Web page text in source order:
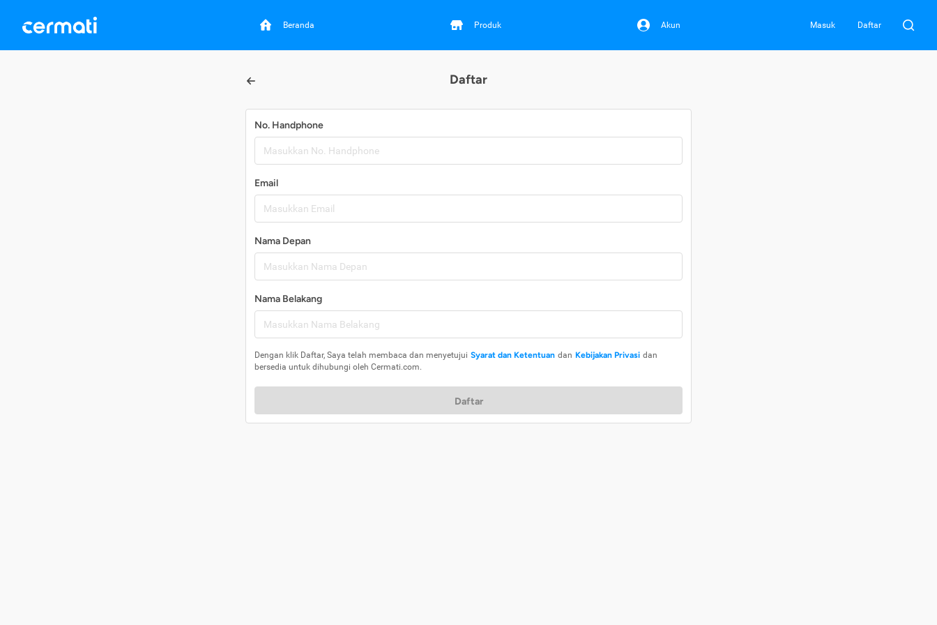
Beranda Produk Akun Masuk Daftar
Daftar
No. Handphone
Email
Nama Depan
Nama Belakang
Dengan klik Daftar, Saya telah membaca dan menyetujui Syarat dan Ketentuan dan Kebijakan Privasi dan
bersedia untuk dihubungi oleh Cermati.com.
Daftar